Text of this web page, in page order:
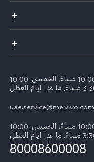
السبت - الأربعاء : 10:00 صباحاً - 10:00 مساءً، الخميس: 10:00
uae.service@me.vivo.com
السبت - الأربعاء : 10:00 صباحاً - 10:00 مساءً، الخميس: 10:00
80008600008